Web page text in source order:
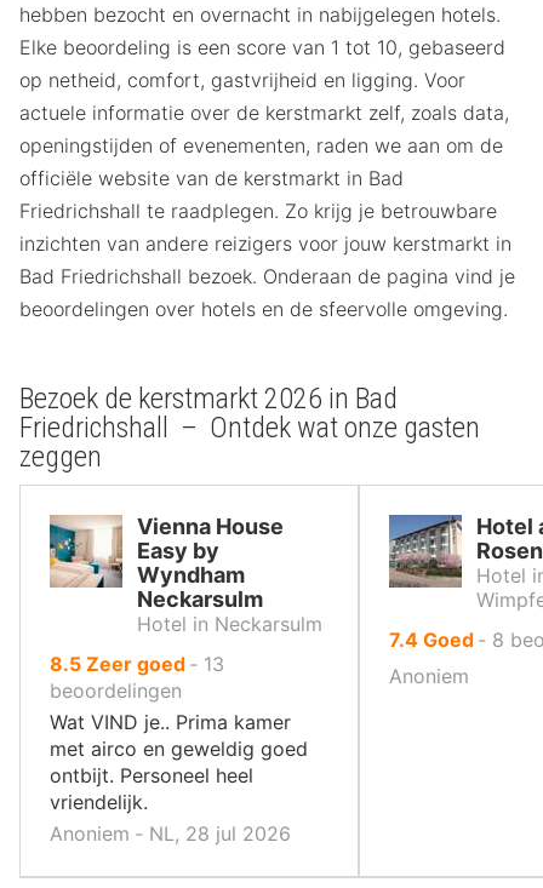
hebben bezocht en overnacht in nabijgelegen hotels.
Elke beoordeling is een score van 1 tot 10, gebaseerd
op netheid, comfort, gastvrijheid en ligging. Voor
actuele informatie over de kerstmarkt zelf, zoals data,
openingstijden of evenementen, raden we aan om de
officiële website van de kerstmarkt in Bad
Friedrichshall te raadplegen. Zo krijg je betrouwbare
inzichten van andere reizigers voor jouw kerstmarkt in
Bad Friedrichshall bezoek. Onderaan de pagina vind je
beoordelingen over hotels en de sfeervolle omgeving.
Bezoek de kerstmarkt 2026 in Bad
Friedrichshall – Ontdek wat onze gasten
zeggen
Vienna House
Easy by
Wyndham
Neckarsulm
Hotel in Neckarsulm
8.5uit
10
,
Zeer goed ‐ 13
beoordelingen
Wat VIND je.. Prima kamer
met airco en geweldig goed
ontbijt. Personeel heel
vriendelijk.
Anoniem ‐ NL, 28 jul 2026
Hotel
Hotel
7.4uit
10
Goed ‐ 8
Anoniem